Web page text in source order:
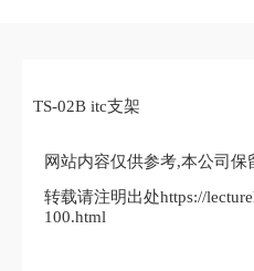
TS-02B itc支架
网站内容仅供参考,本公司保
转载请注明出处https://
100.html